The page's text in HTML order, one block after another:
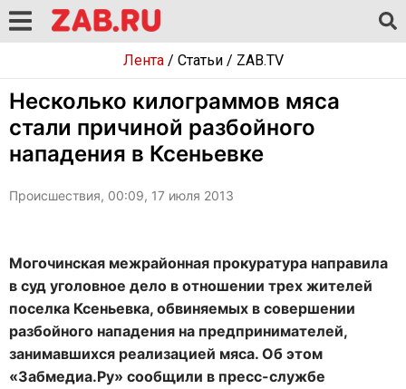
Лента/ Статьи/ ZAB.TV
Несколько килограммов мяса
стали причиной разбойного
нападения в Ксеньевке
Происшествия, 00:09, 17 июля 2013
Могочинская межрайонная прокуратура направила
в суд уголовное дело в отношении трех жителей
поселка Ксеньевка, обвиняемых в совершении
разбойного нападения на предпринимателей,
занимавшихся реализацией мяса. Об этом
«Забмедиа.Ру» сообщили в пресс-службе